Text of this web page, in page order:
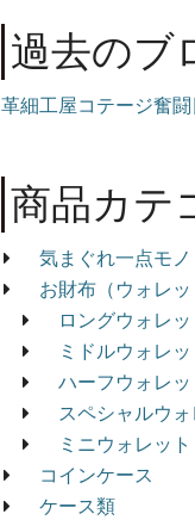
過去のブ
革細工屋コテージ奮
商品カテ
気まぐれ一点モノ
お財布（ウォレッ
ロングウォレッ
ミドルウォレッ
ハーフウォレッ
スペシャルウォ
ミニウォレット
コインケース
ケース類